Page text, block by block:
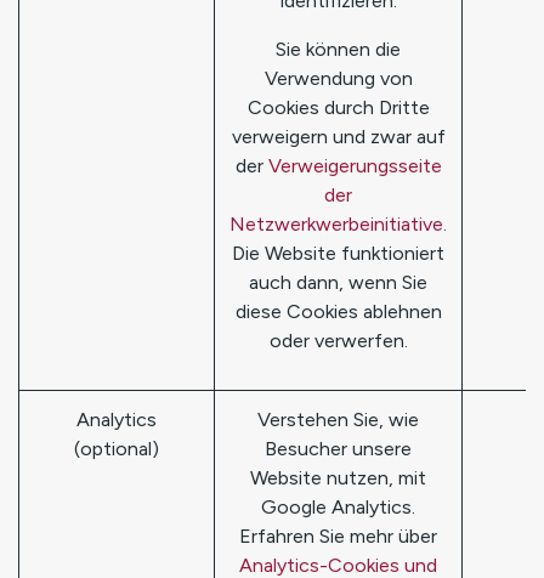
Sie können die
Verwendung von
Cookies durch Dritte
verweigern und zwar auf
der Verweigerungsseite
der
Netzwerkwerbeinitiative.
Die Website funktioniert
auch dann, wenn Sie
diese Cookies ablehnen
oder verwerfen.
Analytics
(optional)
Verstehen Sie, wie
Besucher unsere
Website nutzen, mit
Google Analytics.
Erfahren Sie mehr über
Analytics-Cookies und